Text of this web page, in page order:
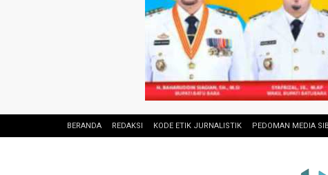
BERANDA REDAKSI KODE ETIK JURNALISTIK PEDOMAN MEDIA